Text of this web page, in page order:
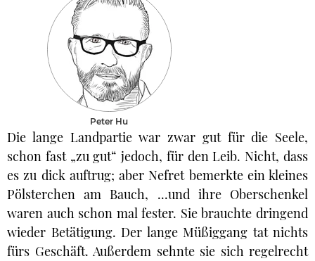
Peter Hu
Die lange Landpartie war zwar gut für die Seele,
schon fast „zu gut“ jedoch, für den Leib. Nicht, dass
es zu dick auftrug; aber Nefret bemerkte ein kleines
Pölsterchen am Bauch, ...und ihre Oberschenkel
waren auch schon mal fester. Sie brauchte dringend
wieder Betätigung. Der lange Müßiggang tat nichts
fürs Geschäft. Außerdem sehnte sie sich regelrecht